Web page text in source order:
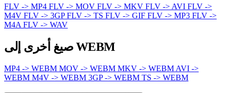
FLV -> MP4 FLV -> MOV FLV -> MKV FLV -> AVI FLV ->
M4V FLV -> 3GPFLV -> TS FLV -> GIF FLV -> MP3 FLV ->
M4A FLV -> WAV
صيغ أخرى إلى WEBM
MP4 -> WEBM MOV -> WEBM MKV -> WEBM AVI ->
WEBM M4V -> WEBM 3GP -> WEBM TS -> WEBM